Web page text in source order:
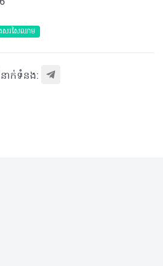
សរសៃឈាម
ាក់ទំនង: